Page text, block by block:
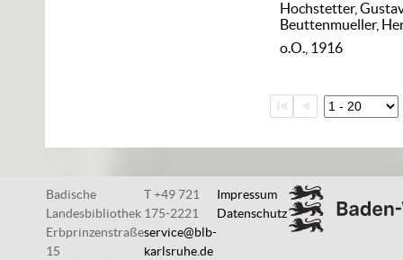
Hochstetter,
Beuttenmueller,
o.O., 1916
Badische
Landesbibliothek
Erbprinzenstraße
15
T +49 721
175-2221
service@blb-
karlsruhe.de
Impressum
Datenschutz